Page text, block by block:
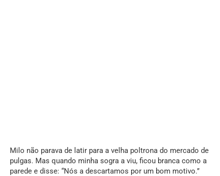
Milo não parava de latir para a velha poltrona do mercado de
pulgas. Mas quando minha sogra a viu, ficou branca como a
parede e disse: “Nós a descartamos por um bom motivo.”